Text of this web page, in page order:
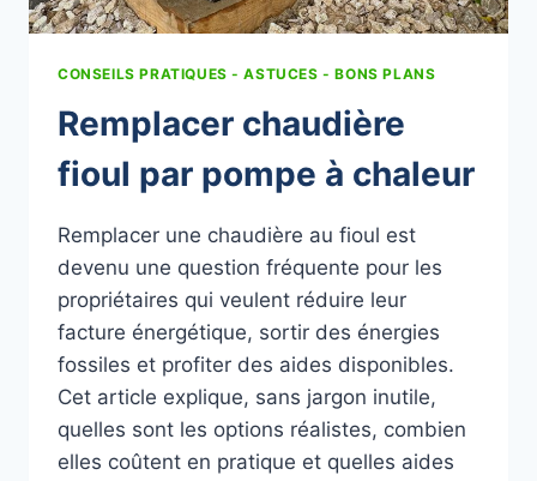
CONSEILS PRATIQUES - ASTUCES - BONS PLANS
Remplacer chaudière
fioul par pompe à chaleur
Remplacer une chaudière au fioul est
devenu une question fréquente pour les
propriétaires qui veulent réduire leur
facture énergétique, sortir des énergies
fossiles et profiter des aides disponibles.
Cet article explique, sans jargon inutile,
quelles sont les options réalistes, combien
elles coûtent en pratique et quelles aides